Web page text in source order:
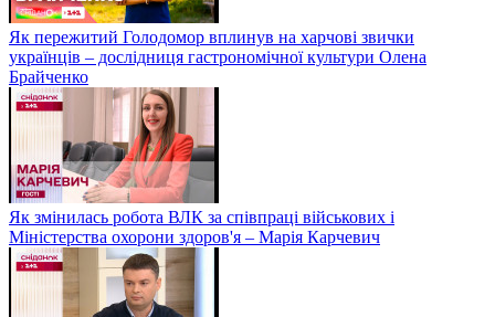
Як пережитий Голодомор вплинув на харчові звички
українців – дослідниця гастрономічної культури Олена
Брайченко
Як змінилась робота ВЛК за співпраці військових і
Міністерства охорони здоров'я – Марія Карчевич